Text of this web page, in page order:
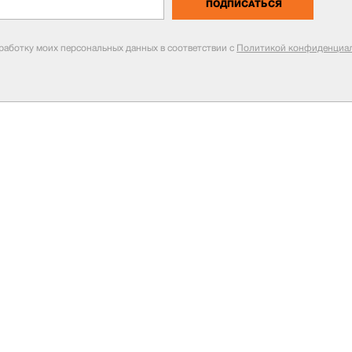
ПОДПИСАТЬСЯ
моих персональных данных в соответствии с Политикой